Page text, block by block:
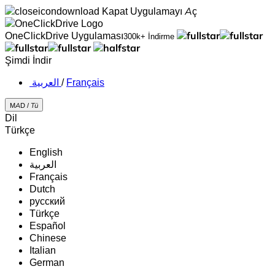
Kapat Uygulamayı Aç
OneClickDrive Uygulaması300k+ İndirme
Şimdi İndir
‏العربية ‏ / Français
MAD / Tü
Dil
Türkçe
English
‏العربية‏
Français
Dutch
русский
Türkçe
Español
Chinese
Italian
German